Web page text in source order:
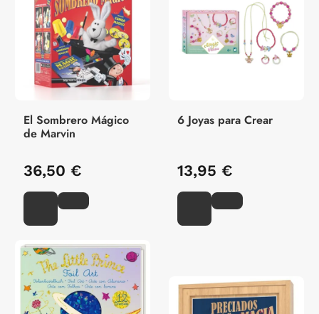
El Sombrero Mágico
de Marvin
36,50 €
6 Joyas para Crear
13,95 €